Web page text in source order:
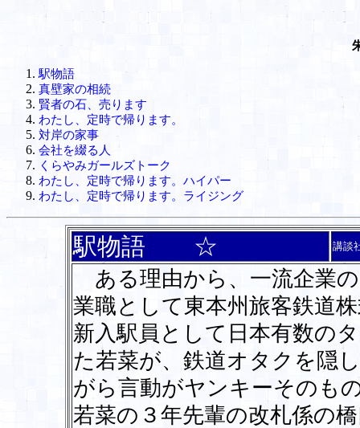
駅物語
真壁家の相続
賢者の石、売ります
わたし、定時で帰ります。
対岸の家事
会社を綴る人
くらやみガールズトーク
わたし、定時で帰ります。ハイパー
わたし、定時で帰ります。ライジング
駅物語 ☆ 講談
ある理由から、一流企業
業職として東本州旅客鉄道
新入駅員として日本有数の
た若菜が、鉄道オタクを隠
がら言動がヤンキーそのも
若菜の３年先輩の改札係の